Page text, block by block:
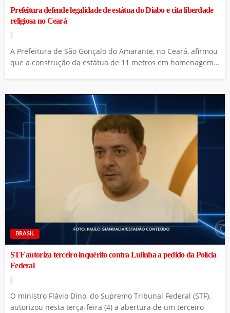
Prefeitura defende legalidade de estátua do Diabo e cita liberdade
religiosa no Ceará
A Prefeitura de São Gonçalo do Amarante, no Ceará, afirmou
que a construção da estátua de 11 metros em homenagem...
BRASIL
STF autoriza terceiro inquérito contra Lulinha a pedido da Polícia
Federal
O ministro Flávio Dino, do Supremo Tribunal Federal (STF),
autorizou nesta terça-feira (4) a abertura de um terceiro